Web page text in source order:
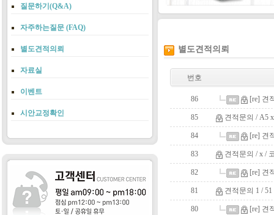
질문하기(Q&A)
자주하는질문 (FAQ)
별도견적의뢰
자료실
이벤트
시안교정확인
별도견적의뢰
번호
86 [re] 견
85 견적문의 / A5
84 [re] 견
83 견적문의 / x /
82 [re] 견
81 견적문의 1 /
80 [re] 견